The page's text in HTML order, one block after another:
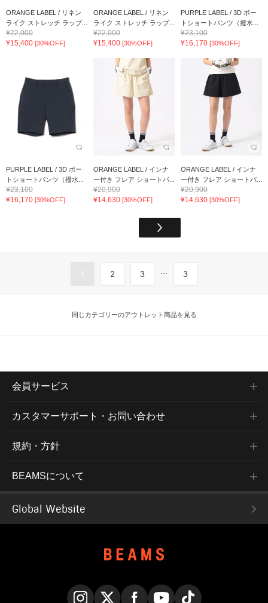
ORANGE LABEL / リネン
ライク ストレッチ ラップ...
¥22,000
¥15,400 [30%OFF]
ORANGE LABEL / リネン
ライク ストレッチ ラップ...
¥22,000
¥15,400 [30%OFF]
PURPLE LABEL / 3D ボー
トショートパンツ（撥水...
¥23,100
¥16,170 [30%OFF]
PURPLE LABEL / 3D ボー
トショートパンツ（撥水...
¥23,100
¥16,170 [30%OFF]
ORANGE LABEL / インナ
ー付き フレア ショートパ...
¥20,900
¥14,630 [30%OFF]
ORANGE LABEL / インナ
ー付き フレア ショートパ...
¥20,900
¥14,630 [30%OFF]
1 2 3 ... 3
同じカテゴリーのアウトレット商品を見る
会員サービス
カスタマーサポート・お問い合わせ
規約・方針
BEAMSについて
Global Website